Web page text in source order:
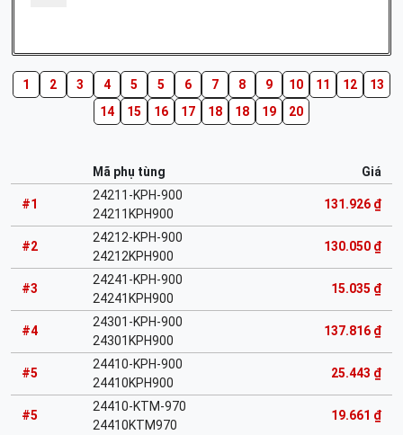
1 2 3 4 5 5 6 7 8 9 10 11 12
13
14
15 16 17 18 18 19 20
Mã phụ tùng Giá
#1
24211-KPH-900
24211KPH900
131.926 ₫
#2
24212-KPH-900
24212KPH900
130.050 ₫
#3
24241-KPH-900
24241KPH900
15.035 ₫
#4
24301-KPH-900
24301KPH900
137.816 ₫
#5
24410-KPH-900
24410KPH900
25.443 ₫
#5
24410-KTM-970
24410KTM970
19.661 ₫